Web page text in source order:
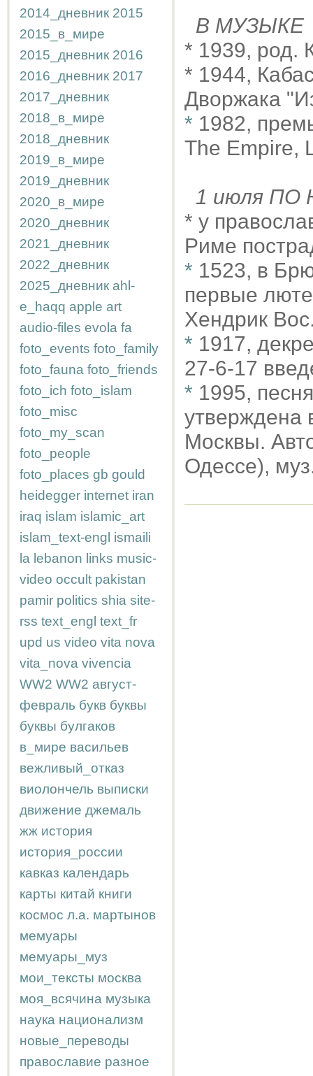
2014_дневник 2015
2015_в_мире
2015_дневник 2016
2016_дневник 2017
2017_дневник
2018_в_мире
2018_дневник
2019_в_мире
2019_дневник
2020_в_мире
2020_дневник
2021_дневник
2022_дневник
2025_дневник ahl-
e_haqq apple art
audio-files evola fa
foto_events foto_family
foto_fauna foto_friends
foto_ich foto_islam
foto_misc
foto_my_scan
foto_people
foto_places gb gould
heidegger internet iran
iraq islam islamic_art
islam_text-engl ismaili
la lebanon links music-
video occult pakistan
pamir politics shia site-
rss text_engl text_fr
upd us video vita nova
vita_nova vivencia
WW2 WW2 август-
февраль букв буквы
буквы булгаков
в_мире васильев
вежливый_отказ
виолончель выписки
движение джемаль
жж история
история_россии
кавказ календарь
карты китай книги
космос л.а. мартынов
мемуары
мемуары_муз
мои_тексты москва
моя_всячина музыка
наука национализм
новые_переводы
православие разное
В МУЗЫКЕ
* 1939, род.
* 1944,
Дворжака
* 1982,
The Empire,
1 июля
* у
Риме
* 1523, в
первые
Хендрик
* 1917,
27-6-17
* 1995,
утверждена
Москвы.
Одессе),